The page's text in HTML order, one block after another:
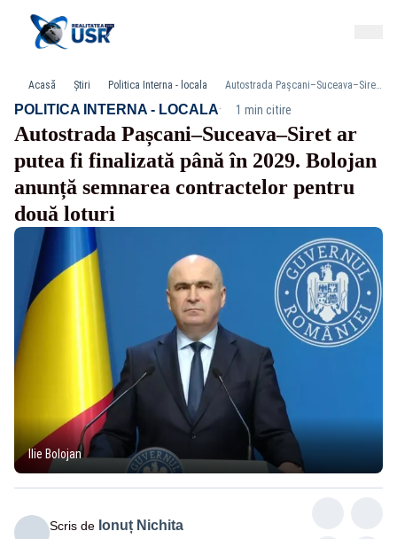
Acasă Știri Politica Interna - locala Autostrada Pașcani–Suceava–Siret ar putea fi finalizată până în 2029. Bolojan anunță semnarea contractelor pentru două loturi
POLITICA INTERNA - LOCALA· 1 min citire
Autostrada Pașcani–Suceava–Siret ar
putea fi finalizată până în 2029. Bolojan
anunță semnarea contractelor pentru
două loturi
Ilie Bolojan
Scris de Ionuț Nichita